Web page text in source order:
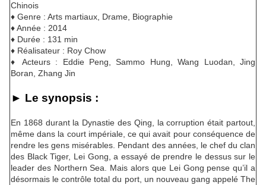
Chinois
♦ Genre : Arts martiaux, Drame, Biographie
♦ Année : 2014
♦ Durée : 131 min
♦ Réalisateur : Roy Chow
♦ Acteurs : Eddie Peng, Sammo Hung, Wang Luodan, Jing
Boran, Zhang Jin
► Le synopsis :
En 1868 durant la Dynastie des Qing, la corruption était partout,
même dans la court impériale, ce qui avait pour conséquence de
rendre les gens misérables. Pendant des années, le chef du clan
des Black Tiger, Lei Gong, a essayé de prendre le dessus sur le
leader des Northern Sea. Mais alors que Lei Gong pense qu’il a
désormais le contrôle total du port, un nouveau gang appelé The